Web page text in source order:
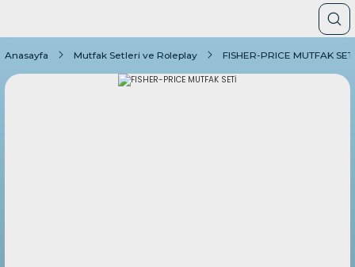
Anasayfa Mutfak Setleri ve Roleplay FISHER-PRICE MUTFAK